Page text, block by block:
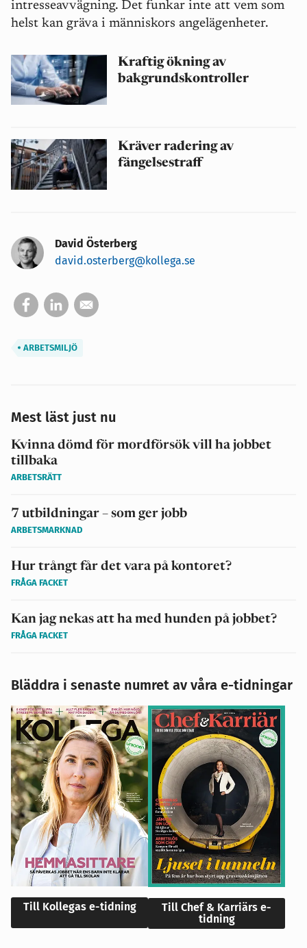
intresseavvägning. Det funkar inte att vem som
helst kan gräva i människors angelägenheter.
Kraftig ökning av
bakgrundskontroller
Kräver radering av
fängelsestraff
David Österberg
david.osterberg@kollega.se
ARBETSMILJÖ
Mest läst just nu
Kvinna dömd för mordförsök vill ha jobbet
tillbaka
ARBETSRÄTT
7 utbildningar – som ger jobb
ARBETSMARKNAD
Hur trångt får det vara på kontoret?
FRÅGA FACKET
Kan jag nekas att ha med hunden på jobbet?
FRÅGA FACKET
Bläddra i senaste numret av våra e-tidningar
Till Kollegas e-tidning
Till Chef & Karriärs e-
tidning